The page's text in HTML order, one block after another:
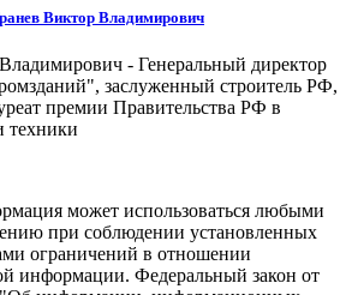
Виктор Владимирович
- Генеральный директор
заслуженный строитель РФ,
премии Правительства РФ в
техники
может использоваться любыми
при соблюдении установленных
ограничений в отношении
информации. Федеральный закон от